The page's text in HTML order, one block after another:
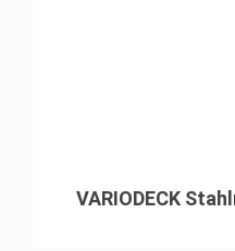
VARIODECK